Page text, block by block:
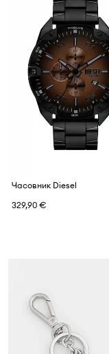
Часовник Diesel
329,90 €